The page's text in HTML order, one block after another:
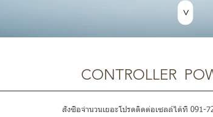
>
CONTROLLER
สั่งซื้อจำนวนเยอะโปรดติดต่อเซลล์ได้ที่ 091-